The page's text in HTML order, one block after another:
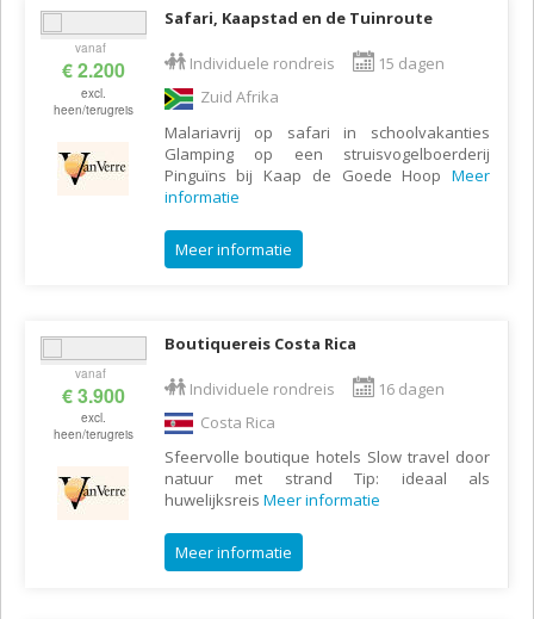
vanaf
€ 2.200
excl.
heen/terugreis
Safari, Kaapstad en de Tuinroute
Individuele rondreis
15 dagen
Zuid Afrika
Malariavrij op safari in schoolvakanties
Glamping op een struisvogelboerderij
Pinguïns bij Kaap de Goede Hoop Meer
informatie
Meer informatie
vanaf
€ 3.900
excl.
heen/terugreis
Boutiquereis Costa Rica
Individuele rondreis
16 dagen
Costa Rica
Sfeervolle boutique hotels Slow travel door
natuur met strand Tip: ideaal als
huwelijksreis Meer informatie
Meer informatie